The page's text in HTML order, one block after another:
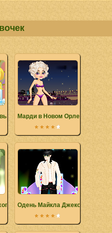
в ресторане
Марди в Новом Орлеане
Одень Майкла Джексона